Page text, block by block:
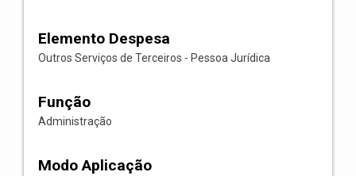
Elemento Despesa
Outros Serviços de Terceiros - Pessoa Jurídica
Função
Administração
Modo Aplicação